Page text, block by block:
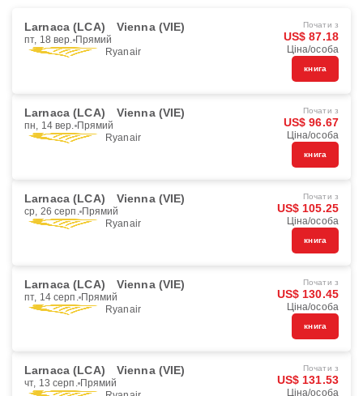
Larnaca (LCA) Vienna (VIE)
пт, 18 вер. Прямий
Ryanair
Почати з
US$ 87.18
Ціна/особа
книга
Larnaca (LCA) Vienna (VIE)
пн, 14 вер. Прямий
Ryanair
Почати з
US$ 96.67
Ціна/особа
книга
Larnaca (LCA) Vienna (VIE)
ср, 26 серп. Прямий
Ryanair
Почати з
US$ 105.25
Ціна/особа
книга
Larnaca (LCA) Vienna (VIE)
пт, 14 серп. Прямий
Ryanair
Почати з
US$ 130.45
Ціна/особа
книга
Larnaca (LCA) Vienna (VIE)
чт, 13 серп. Прямий
Почати з
US$ 131.53
Ціна/особа